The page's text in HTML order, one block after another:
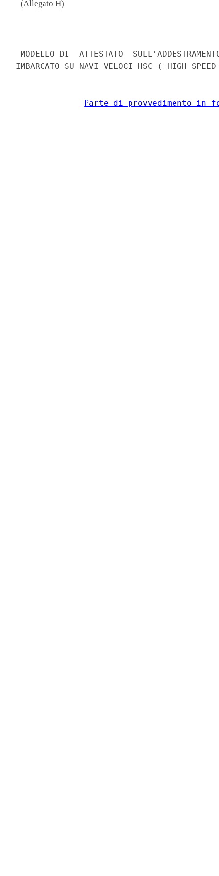
(Allegato H)
MODELLO DI  ATTESTATO
IMBARCATO SU NAVI VELOCI HSC ( HIGH
Parte di provvedimento in